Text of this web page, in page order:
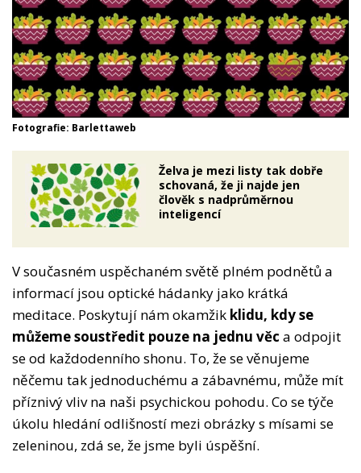
Fotografie: Barlettaweb
Želva je mezi listy tak dobře
schovaná, že ji najde jen
člověk s nadprůměrnou
inteligencí
V současném uspěchaném světě plném podnětů a
informací jsou optické hádanky jako krátká
meditace. Poskytují nám okamžik klidu, kdy se
můžeme soustředit pouze na jednu věc a odpojit
se od každodenního shonu. To, že se věnujeme
něčemu tak jednoduchému a zábavnému, může mít
příznivý vliv na naši psychickou pohodu. Co se týče
úkolu hledání odlišností mezi obrázky s mísami se
zeleninou, zdá se, že jsme byli úspěšní.